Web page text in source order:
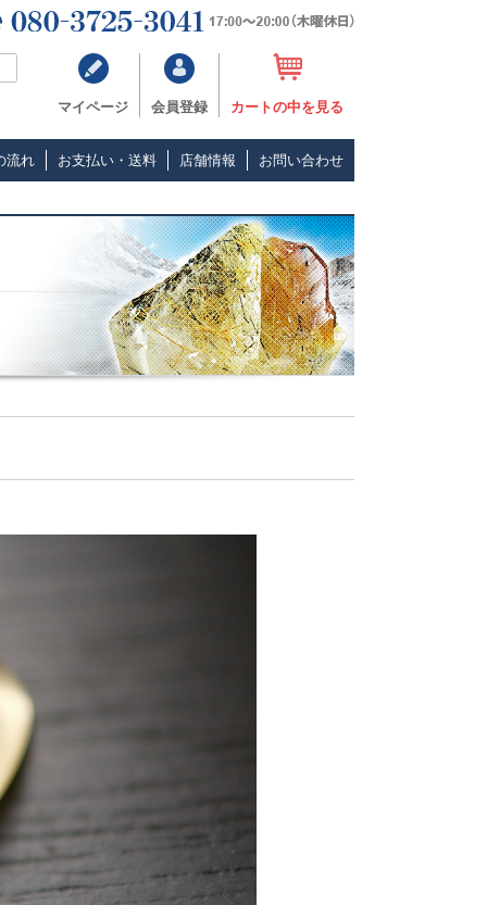
マイページ 会員登録 カートの中を見る
流れ お支払い・送料 店舗情報 お問い合わせ